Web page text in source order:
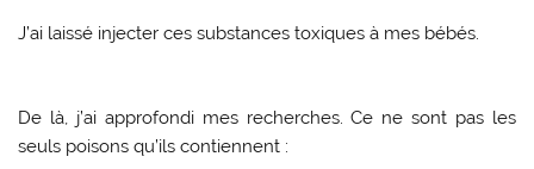
J’ai laissé injecter ces substances toxiques à mes bébés.
De là, j’ai approfondi mes recherches. Ce ne sont pas les
seuls poisons qu’ils contiennent :